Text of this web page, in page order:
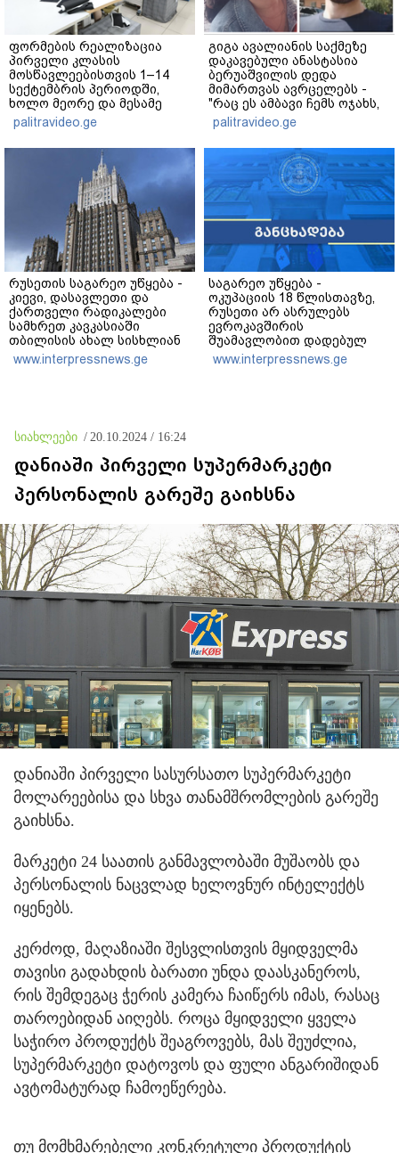
ფორმების რეალიზაცია
პირველი კლასის
მოსწავლეებისთვის 1–14
სექტემბრის პერიოდში,
ხოლო მეორე და მესამე
ეტაპებზე...
palitravideo.ge
გიგა ავალიანის საქმეზე
დაკავებული ანასტასია
ბერუაშვილის დედა
მიმართვას ავრცელებს -
"რაც ეს ამბავი ჩემს ოჯახს,
ჩემს ანასტასიას გადახდა
თავს, მის მერე მე მე არ
ვარ"
palitravideo.ge
რუსეთის საგარეო უწყება -
კიევი, დასავლეთი და
ქართველი რადიკალები
სამხრეთ კავკასიაში
თბილისის ახალ სისხლიან
ავანტიურებში ჩათრევას
ცდილობენ
www.interpressnews.ge
საგარეო უწყება -
ოკუპაციის 18 წლისთავზე,
რუსეთი არ ასრულებს
ევროკავშირის
შუამავლობით დადებულ
2008 წლის 12 აგვისტოს
ცეცხლის შეწყვეტის
www.interpressnews.ge
სიახლეები / 20.10.2024 / 16:24
დანიაში პირველი სუპერმარკეტი
პერსონალის გარეშე გაიხსნა
დანიაში პირველი სასურსათო სუპერმარკეტი
მოლარეებისა და სხვა თანამშრომლების გარეშე
გაიხსნა.
მარკეტი 24 საათის განმავლობაში მუშაობს და
პერსონალის ნაცვლად ხელოვნურ ინტელექტს
იყენებს.
კერძოდ, მაღაზიაში შესვლისთვის მყიდველმა
თავისი გადახდის ბარათი უნდა დაასკანეროს,
რის შემდეგაც ჭერის კამერა ჩაიწერს იმას, რასაც
თაროებიდან აიღებს. როცა მყიდველი ყველა
საჭირო პროდუქტს შეაგროვებს, მას შეუძლია,
სუპერმარკეტი დატოვოს და ფული ანგარიშიდან
ავტომატურად ჩამოეწერება.
თუ მომხმარებელი კონკრეტული პროდუქტის